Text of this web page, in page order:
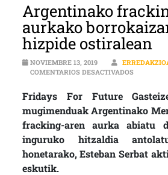
Argentinako
aurkako
hizpide ostiralean
NOVIEMBRE 13, 2019
COMENTARIOS DESACTIVADOSEN
Fridays For Future
mugimenduak Argentinako
fracking-aren aurka abiatu
inguruko hitzaldia
honetarako, Esteban Serbat
eskutik.